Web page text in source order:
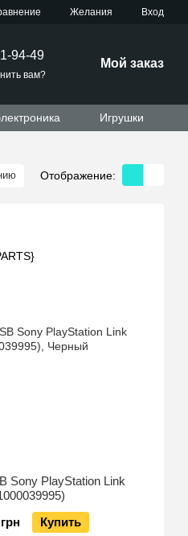
Желания Вход
94-49
вам?
Мой заказ
Игрушки
Отображение:
Sony PlayStation Link
Купить